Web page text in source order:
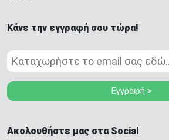
Κάνε την εγγραφή σου τώρα!
Εγγραφή >
Ακολουθήστε μας στα Social